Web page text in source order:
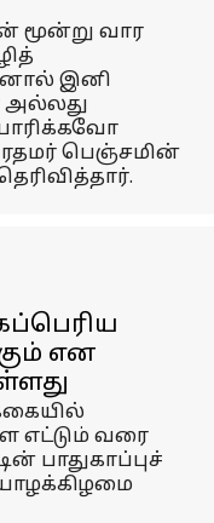
மூன்று வார
இனி
அல்லது
பெஞ்சமின்
என
எட்டும் வரை
பாதுகாப்புச்